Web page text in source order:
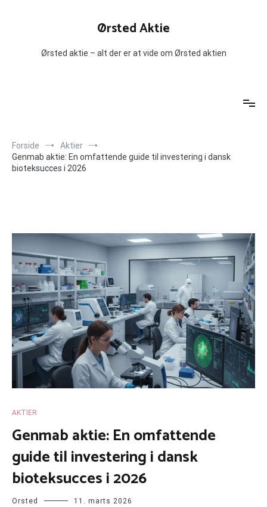
Ørsted Aktie
Ørsted aktie – alt der er at vide om Ørsted aktien
Forside
Aktier
Genmab aktie: En omfattende guide til investering i dansk
bioteksucces i 2026
AKTIER
Genmab aktie: En omfattende
guide til investering i dansk
bioteksucces i 2026
Orsted 11. marts 2026